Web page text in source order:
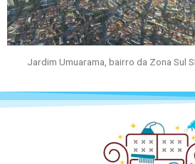
Jardim Umuarama, bairro da Zona Sul